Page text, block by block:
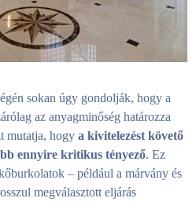
sokan úgy gondolják, hogy a
az anyagminőség határozza
mutatja, hogya kivitelezést követő
ennyire kritikus tényező. Ez
– például a márvány és
megválasztott eljárás